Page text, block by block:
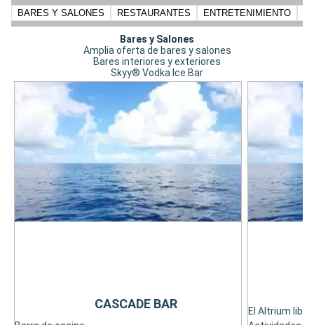
BARES Y SALONES RESTAURANTES ENTRETENIMIENTO
Bares y Salones
Amplia oferta de bares y salones
Bares interiores y exteriores
Skyy® Vodka Ice Bar
CASCADE BAR
El Altrium